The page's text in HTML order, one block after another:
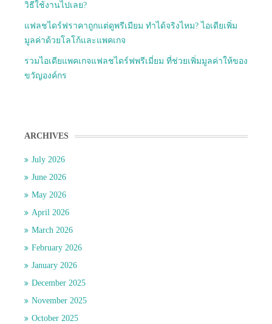
วิธีใช้งานไปเลย?
แฟลชไดร์ฟราคาถูกแต่ดูพรีเมียม ทำได้จริงไหม? ไอเดียเพิ่ม
มูลค่าด้วยโลโก้และแพคเกจ
รวมไอเดียแพคเกจแฟลชไดร์ฟพรีเมี่ยม ที่ช่วยเพิ่มมูลค่าให้ของ
ขวัญองค์กร
ARCHIVES
July 2026
June 2026
May 2026
April 2026
March 2026
February 2026
January 2026
December 2025
November 2025
October 2025